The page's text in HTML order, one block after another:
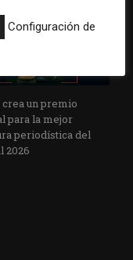
crea un premio
para la mejor
periodística del
2026
Configuración de